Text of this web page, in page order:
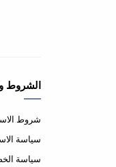
الشروط
شروط
سياسة
سياسة